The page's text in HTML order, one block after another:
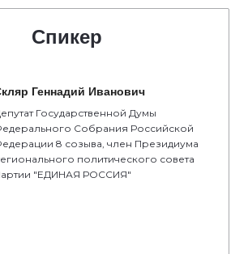
Спикер
Геннадий Иванович
Государственной Думы
Собрания Российской
8 созыва, член Президиума
политического совета
"ЕДИНАЯ РОССИЯ"